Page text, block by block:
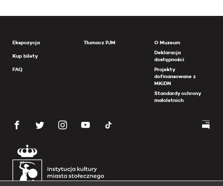
Ekspozycja
Kup bilety
FAQ
Tłumacz PJM
O Muzeum
Deklaracja
dostępności
Projekty
dofinansowane z
MKiDN
Standardy ochrony
małoletnich